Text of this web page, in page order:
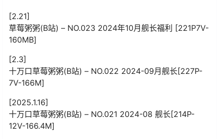
[2.21]
草莓粥粥(B站) – NO.023 2024年10月舰长福利 [221P7V-
160MB]
[2.3]
十万口草莓粥粥(B站) – NO.022 2024-09月舰长[227P-
7V-166M]
[2025.1.16]
十万口草莓粥粥(B站) – NO.021 2024-08 舰长[214P-
12V-166.4M]